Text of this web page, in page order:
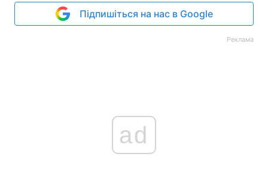
Підпишіться на нас в Google
Реклама
ad